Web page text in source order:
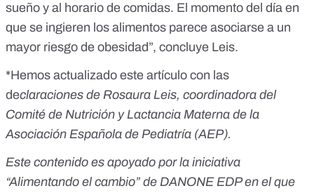
sueño y al horario de comidas. El momento del día en
que se ingieren los alimentos parece asociarse a un
mayor riesgo de obesidad”, concluye Leis.
*Hemos actualizado este artículo con las
declaraciones de Rosaura Leis, coordinadora del
Comité de Nutrición y Lactancia Materna de la
Asociación Española de Pediatría (AEP).
Este contenido es apoyado por la iniciativa
“Alimentando el cambio” de DANONE EDP en el que